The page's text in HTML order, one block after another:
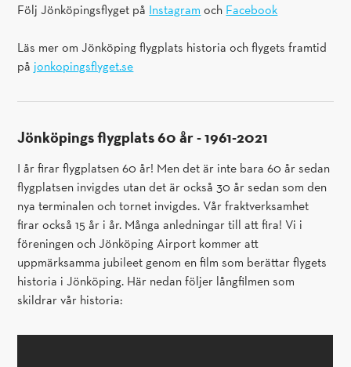
Följ Jönköpingsflyget på Instagram och Facebook
Läs mer om Jönköping flygplats historia och flygets framtid
på jonkopingsflyget.se
Jönköpings flygplats 60 år - 1961-2021
I år firar flygplatsen 60 år! Men det är inte bara 60 år sedan
flygplatsen invigdes utan det är också 30 år sedan som den
nya terminalen och tornet invigdes. Vår fraktverksamhet
firar också 15 år i år. Många anledningar till att fira! Vi i
föreningen och Jönköping Airport kommer att
uppmärksamma jubileet genom en film som berättar flygets
historia i Jönköping. Här nedan följer långfilmen som
skildrar vår historia: